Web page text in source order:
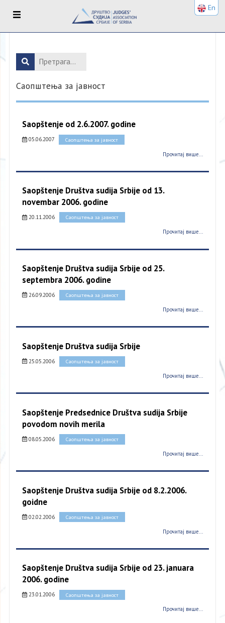
Саопштења за јавност
Saopštenje od 2.6.2007. godine
05.06.2007 Саопштења за јавност
Прочитај више...
Saopštenje Društva sudija Srbije od 13.
novembar 2006. godine
20.11.2006 Саопштења за јавност
Прочитај више...
Saopštenje Društva sudija Srbije od 25.
septembra 2006. godine
26.09.2006 Саопштења за јавност
Прочитај више...
Saopštenje Društva sudija Srbije
25.05.2006 Саопштења за јавност
Прочитај више...
Saopštenje Predsednice Društva sudija Srbije
povodom novih merila
08.05.2006 Саопштења за јавност
Прочитај више...
Saopštenje Društva sudija Srbije od 8.2.2006.
goidne
02.02.2006 Саопштења за јавност
Прочитај више...
Saopštenje Društva sudija Srbije od 23. januara
2006. godine
23.01.2006 Саопштења за јавност
Прочитај више...
En